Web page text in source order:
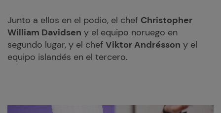
Junto a ellos en el podio, el chef Christopher
William Davidsen y el equipo noruego en
segundo lugar, y el chef Viktor Andrésson y el
equipo islandés en el tercero.